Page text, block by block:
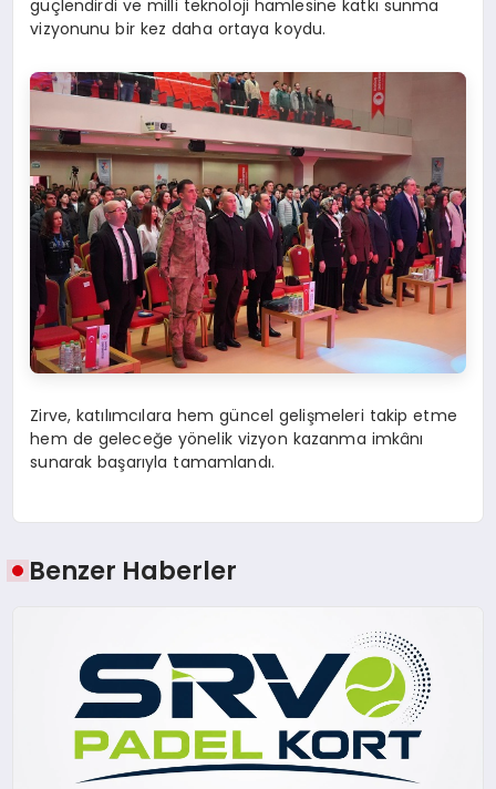
güçlendirdi ve milli teknoloji hamlesine katkı sunma
vizyonunu bir kez daha ortaya koydu.
Zirve, katılımcılara hem güncel gelişmeleri takip etme
hem de geleceğe yönelik vizyon kazanma imkânı
sunarak başarıyla tamamlandı.
Benzer Haberler